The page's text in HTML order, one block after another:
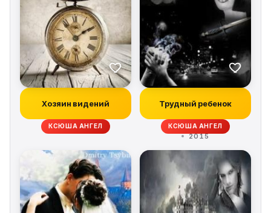
Хозяин видений
КСЮША АНГЕЛ
Трудный ребенок
КСЮША АНГЕЛ
2015